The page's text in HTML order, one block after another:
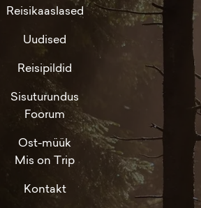
Reisikaaslased
Uudised
Reisipildid
Sisuturundus
Foorum
Ost-müük
Mis on Trip
Kontakt